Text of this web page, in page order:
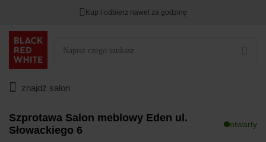
HITY DNIA przy zapisie na Newsletter.
Kup i odbierz nawet za godzinę
znajdź salon
Szprotawa Salon meblowy Eden ul.
Słowackiego 6
otwarty